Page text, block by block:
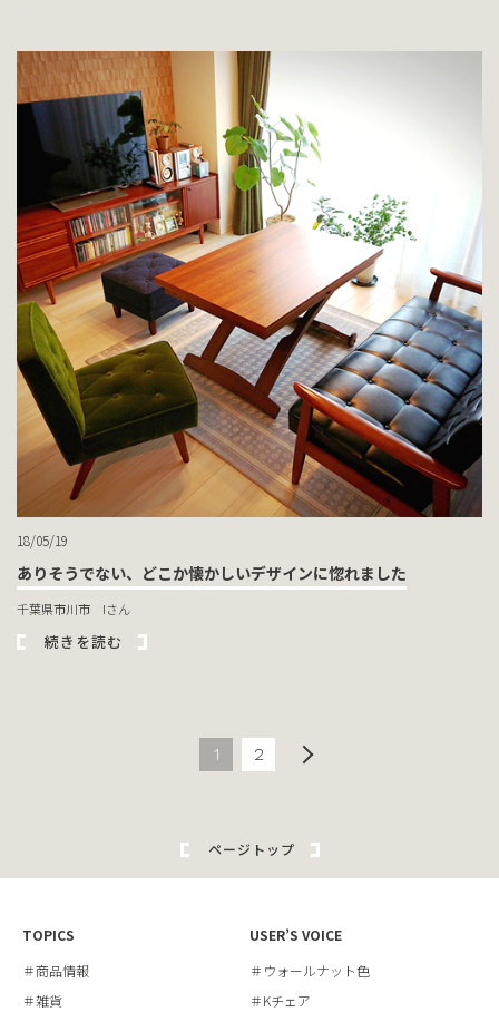
18/05/19
ありそうでない、どこか懐かしいデザインに惚れました
千葉県市川市 Iさん
続きを読む
1 2
ページトップ
TOPICS
＃商品情報
＃雑貨
USER’S VOICE
＃ウォールナット色
＃Kチェア